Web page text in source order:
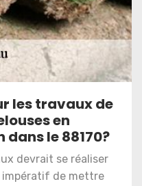
les travaux de
en
le 88170?
devrait se réaliser
impératif de mettre